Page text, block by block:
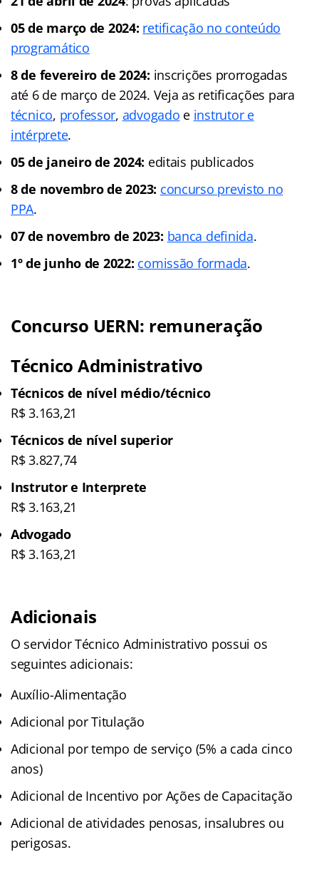
05 de março de 2024: retificação no conteúdo
programático
8 de fevereiro de 2024: inscrições prorrogadas
até 6 de março de 2024. Veja as retificações para
técnico, professor, advogado e instrutor e
intérprete.
05 de janeiro de 2024: editais publicados
8 de novembro de 2023: concurso previsto no
PPA.
07 de novembro de 2023: banca definida.
1º de junho de 2022: comissão formada.
Concurso UERN: remuneração
Técnico Administrativo
Técnicos de nível médio/técnico
R$ 3.163,21
Técnicos de nível superior
R$ 3.827,74
Instrutor e Interprete
R$ 3.163,21
Advogado
R$ 3.163,21
Adicionais
O servidor Técnico Administrativo possui os
seguintes adicionais:
Auxílio-Alimentação
Adicional por Titulação
Adicional por tempo de serviço (5% a cada cinco
anos)
Adicional de Incentivo por Ações de Capacitação
Adicional de atividades penosas, insalubres ou
perigosas.